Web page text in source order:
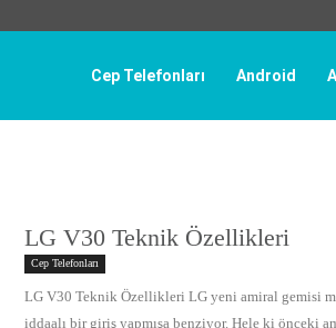
Cep Telefonları Android
LG V30 Teknik Özellikleri
Cep Telefonları
LG V30 Teknik Özellikleri LG yeni amiral gemisi
iddaalı bir giriş yapmışa benziyor. Hele ki önceki